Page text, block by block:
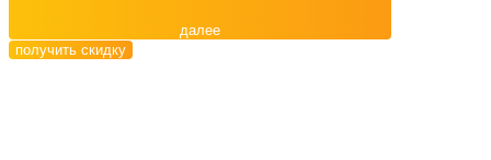
далее
получить скидку